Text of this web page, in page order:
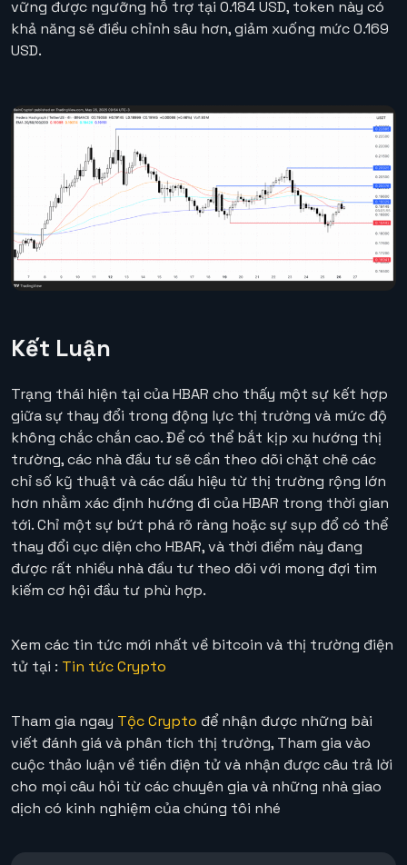
vững được ngưỡng hỗ trợ tại 0.184 USD, token này có
khả năng sẽ điều chỉnh sâu hơn, giảm xuống mức 0.169
USD.
Kết Luận
Trạng thái hiện tại của HBAR cho thấy một sự kết hợp
giữa sự thay đổi trong động lực thị trường và mức độ
không chắc chắn cao. Để có thể bắt kịp xu hướng thị
trường, các nhà đầu tư sẽ cần theo dõi chặt chẽ các
chỉ số kỹ thuật và các dấu hiệu từ thị trường rộng lớn
hơn nhằm xác định hướng đi của HBAR trong thời gian
tới. Chỉ một sự bứt phá rõ ràng hoặc sự sụp đổ có thể
thay đổi cục diện cho HBAR, và thời điểm này đang
được rất nhiều nhà đầu tư theo dõi với mong đợi tìm
kiếm cơ hội đầu tư phù hợp.
Xem các tin tức mới nhất về bitcoin và thị trường điện
tử tại : Tin tức Crypto
Tham gia ngay Tộc Crypto để nhận được những bài
viết đánh giá và phân tích thị trường, Tham gia vào
cuộc thảo luận về tiền điện tử và nhận được câu trả lời
cho mọi câu hỏi từ các chuyên gia và những nhà giao
dịch có kinh nghiệm của chúng tôi nhé